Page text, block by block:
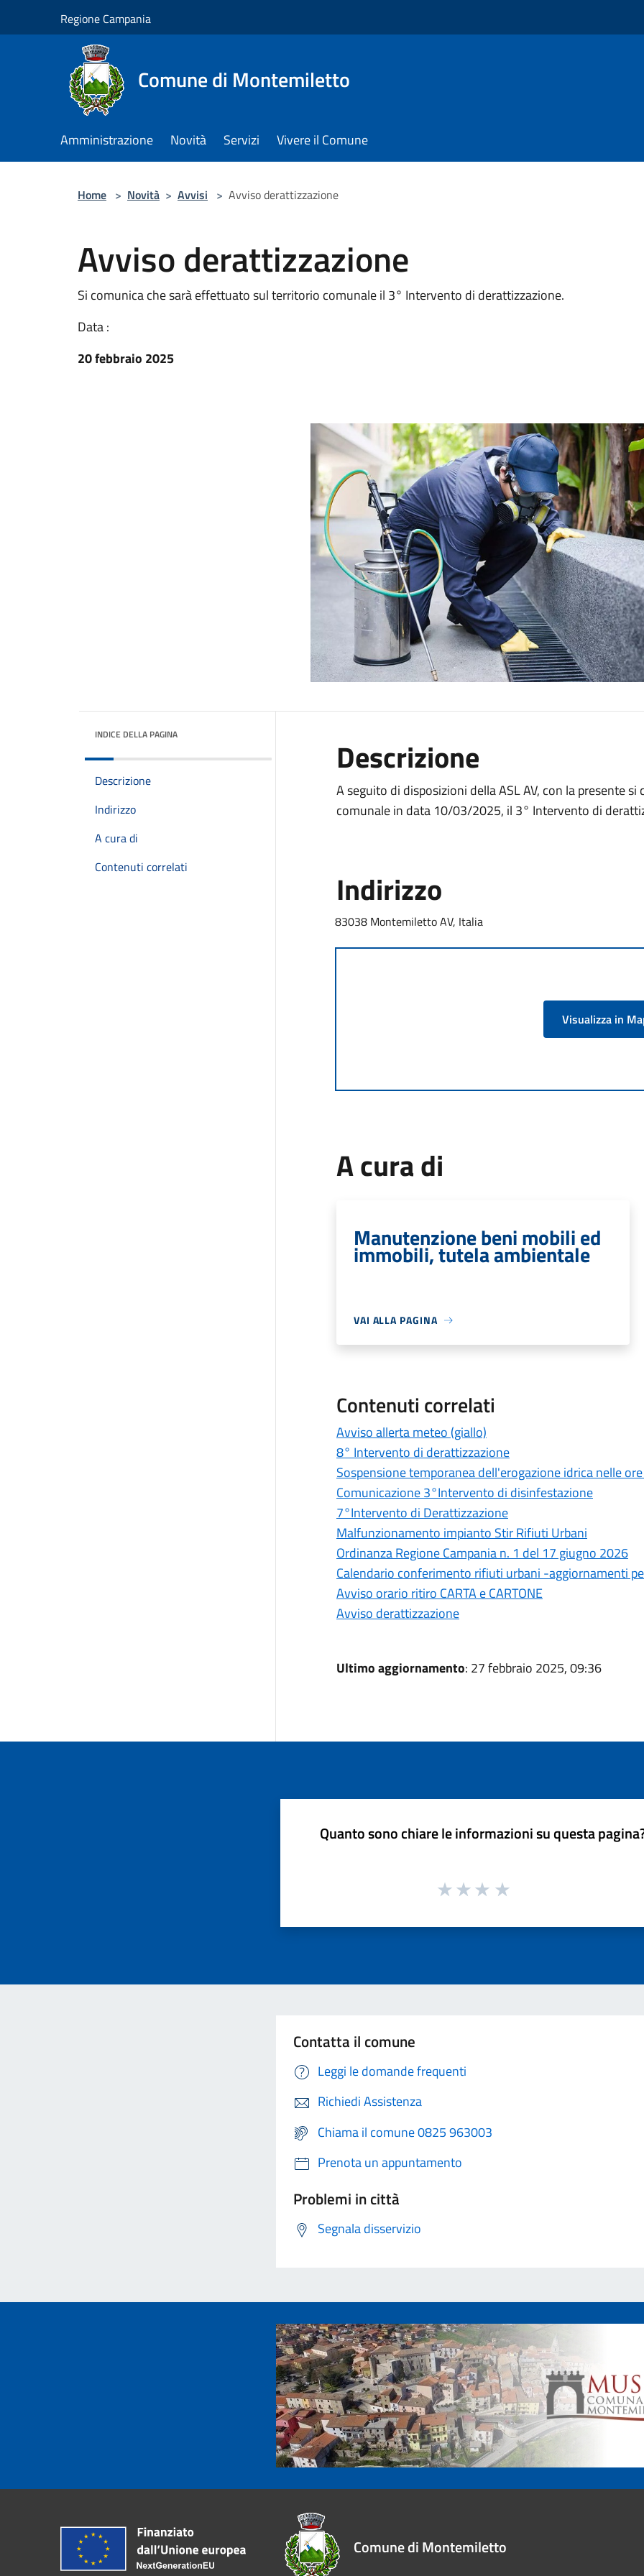
Regione Campania
Comune di Montemiletto
Amministrazione Novità Servizi Vivere il Comune
Home > Novità > Avvisi > Avviso derattizzazione
Avviso derattizzazione
Si comunica che sarà effettuato sul territorio comunale il 3° Intervento di derattizzazione.
Data :
20 febbraio 2025
INDICE DELLA PAGINA
Descrizione
Indirizzo
A cura di
Contenuti correlati
Descrizione
A seguito di disposizioni della ASL AV, con la presente
comunale in data 10/03/2025, il 3° Intervento di
Indirizzo
83038 Montemiletto AV, Italia
Visualizza in
A cura di
Manutenzione beni mobili ed
immobili, tutela ambientale
VAI ALLA PAGINA
Contenuti correlati
Avviso allerta meteo (giallo)
8° Intervento di derattizzazione
Sospensione temporanea dell'erogazione idrica nelle
Comunicazione 3°Intervento di disinfestazione
7°Intervento di Derattizzazione
Malfunzionamento impianto Stir Rifiuti Urbani
Ordinanza Regione Campania n. 1 del 17 giugno 2026
Calendario conferimento rifiuti urbani -aggiornamenti
Avviso orario ritiro CARTA e CARTONE
Avviso derattizzazione
Ultimo aggiornamento: 27 febbraio 2025, 09:36
Quanto sono chiare le informazioni su questa
Contatta il comune
Leggi le domande frequenti
Richiedi Assistenza
Chiama il comune 0825 963003
Prenota un appuntamento
Problemi in città
Segnala disservizio
Comune di Montemiletto